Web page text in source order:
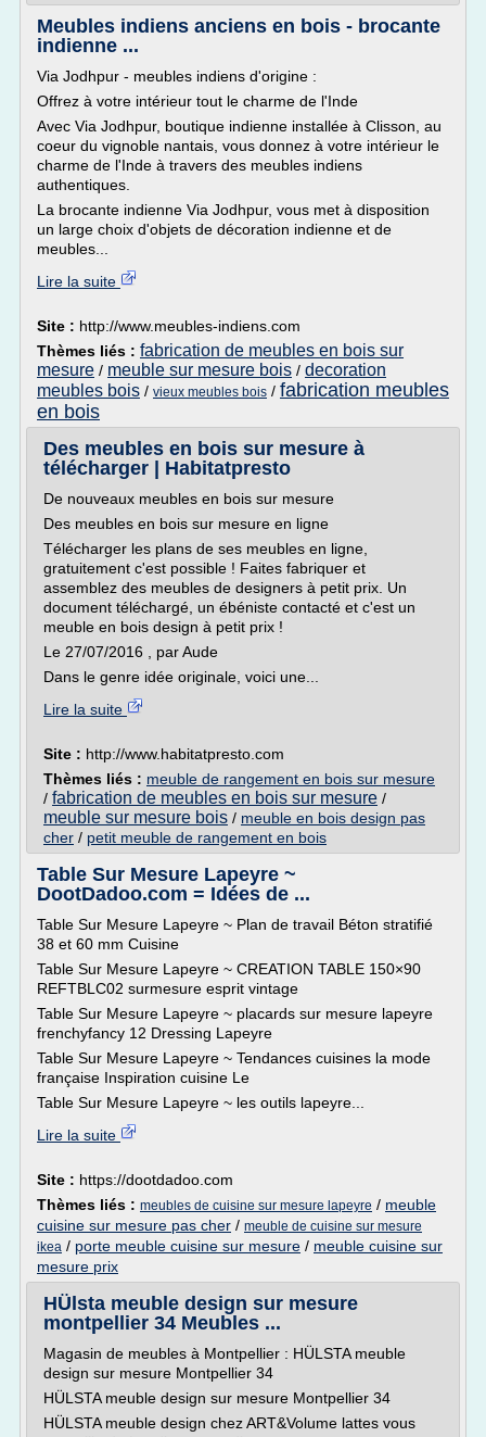
Meubles indiens anciens en bois - brocante
indienne ...
Via Jodhpur - meubles indiens d'origine :
Offrez à votre intérieur tout le charme de l'Inde
Avec Via Jodhpur, boutique indienne installée à Clisson, au
coeur du vignoble nantais, vous donnez à votre intérieur le
charme de l'Inde à travers des meubles indiens
authentiques.
La brocante indienne Via Jodhpur, vous met à disposition
un large choix d'objets de décoration indienne et de
meubles...
Lire la suite
Site : http://www.meubles-indiens.com
Thèmes liés : fabrication de meubles en bois sur
mesure / meuble sur mesure bois / decoration
meubles bois / vieux meubles bois / fabrication meubles
en bois
Des meubles en bois sur mesure à
télécharger | Habitatpresto
De nouveaux meubles en bois sur mesure
Des meubles en bois sur mesure en ligne
Télécharger les plans de ses meubles en ligne,
gratuitement c'est possible ! Faites fabriquer et
assemblez des meubles de designers à petit prix. Un
document téléchargé, un ébéniste contacté et c'est un
meuble en bois design à petit prix !
Le 27/07/2016 , par Aude
Dans le genre idée originale, voici une...
Lire la suite
Site : http://www.habitatpresto.com
Thèmes liés : meuble de rangement en bois sur mesure
/ fabrication de meubles en bois sur mesure /
meuble sur mesure bois / meuble en bois design pas
cher / petit meuble de rangement en bois
Table Sur Mesure Lapeyre ~
DootDadoo.com = Idées de ...
Table Sur Mesure Lapeyre ~ Plan de travail Béton stratifié
38 et 60 mm Cuisine
Table Sur Mesure Lapeyre ~ CREATION TABLE 150×90
REFTBLC02 surmesure esprit vintage
Table Sur Mesure Lapeyre ~ placards sur mesure lapeyre
frenchyfancy 12 Dressing Lapeyre
Table Sur Mesure Lapeyre ~ Tendances cuisines la mode
française Inspiration cuisine Le
Table Sur Mesure Lapeyre ~ les outils lapeyre...
Lire la suite
Site : https://dootdadoo.com
Thèmes liés : meubles de cuisine sur mesure lapeyre / meuble
cuisine sur mesure pas cher / meuble de cuisine sur mesure
ikea / porte meuble cuisine sur mesure / meuble cuisine sur
mesure prix
HÜlsta meuble design sur mesure
montpellier 34 Meubles ...
Magasin de meubles à Montpellier : HÜLSTA meuble
design sur mesure Montpellier 34
HÜLSTA meuble design sur mesure Montpellier 34
HÜLSTA meuble design chez ART&Volume lattes vous